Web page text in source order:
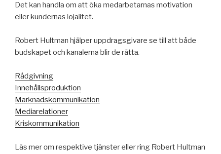
Det kan handla om att öka medarbetarnas motivation
eller kundernas lojalitet.
Robert Hultman hjälper uppdragsgivare se till att både
budskapet och kanalerna blir de rätta.
Rådgivning
Innehållsproduktion
Marknadskommunikation
Mediarelationer
Kriskommunikation
Läs mer om respektive tjänster eller ring Robert Hultman